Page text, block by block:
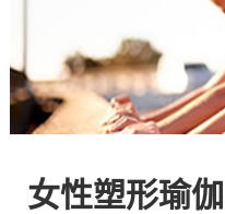
官
方
网
女性塑形瑜伽